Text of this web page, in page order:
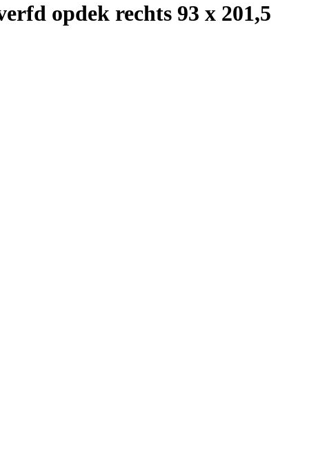
opdek rechts 93 x 201,5